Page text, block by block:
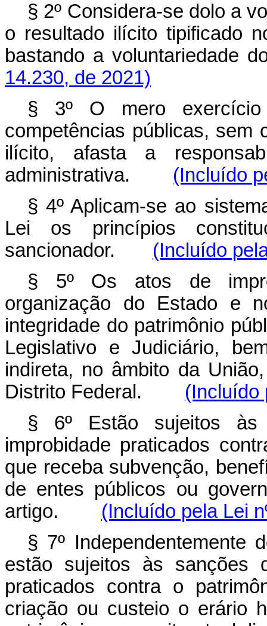
§ 2º Considera-se dolo a
o resultado ilícito tipificado
bastando a
14.230, de 2021)
§ 3º O mero
competências públicas, sem
ilícito, afasta a
administrativa. (Incluído
§ 4º Aplicam-se ao
Lei os princípios
sancionador. (Incluído
§ 5º Os atos de
organização do Estado e
integridade do patrimônio
Legislativo e Judiciário,
indireta, no âmbito da
Distrito Federal. (Incluído
§ 6º Estão sujeitos
improbidade praticados
que receba subvenção,
de entes públicos ou
artigo. (Incluído pela Lei
§ 7º Independentemente
estão sujeitos às sanções
praticados contra o
criação ou custeio o erário